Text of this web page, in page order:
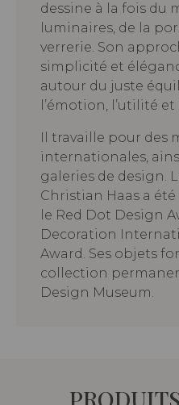
dessine à la fois du
luminaires, de la
verrerie. Son
simplicité et
autour du juste
l’émotion, l’utilité
Il travaille pour des
internationales,
galeries de design.
Christian Haas a
le Red Dot Design
Decoration
Award. Ses objets
collection
Design Museum.